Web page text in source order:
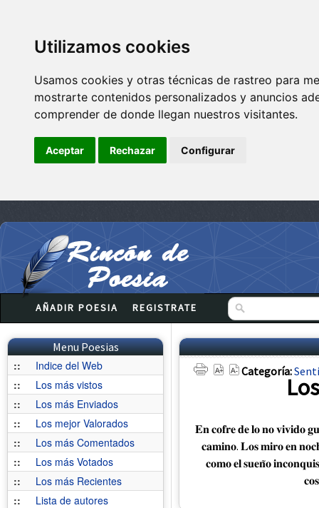
Utilizamos cookies
Usamos cookies y otras técnicas de rastreo para
mostrarte contenidos personalizados y anuncios
comprender de donde llegan nuestros visitantes.
Aceptar Rechazar Configurar
AÑADIR POESIA REGISTRATE
Menu Poesias
::
Indice del Web
::
Los más vistos
::
Los más Enviados
::
Los mejor Valorados
::
Los más Comentados
::
Los más Votados
::
Los más Recientes
::
Lista de autores
Categoría:
𝐄𝐧 𝐜𝐨𝐟𝐫𝐞 𝐝𝐞 𝐥𝐨 𝐧𝐨 𝐯𝐢𝐯𝐢𝐝𝐨
𝐜𝐚𝐦𝐢𝐧𝐨. 𝐋𝐨𝐬 𝐦𝐢𝐫𝐨 𝐞𝐧
𝐜𝐨𝐦𝐨 𝐞𝐥 𝐬𝐮𝐞𝐧̃𝐨